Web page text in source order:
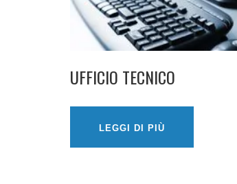
UFFICIO TECNICO
LEGGI DI PIÙ